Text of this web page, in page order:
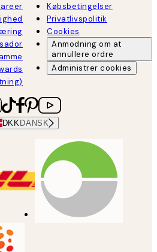
Købsbetingelser
Privatlivspolitik
Cookies
Anmodning om at
annullere ordre
Administrer cookies
DKK DANSK